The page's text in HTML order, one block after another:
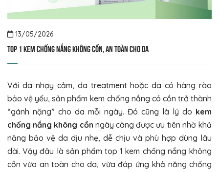
13/05/2026
Top 1 kem chống nắng không cồn, an toàn cho da
Với da nhạy cảm, da treatment hoặc da có hàng rào
bảo vệ yếu, sản phẩm kem chống nắng có cồn trở thành
“gánh nặng” cho da mỗi ngày. Đó cũng là lý do kem
chống nắng không cồn ngày càng được ưu tiên nhờ khả
năng bảo vệ da dịu nhẹ, dễ chịu và phù hợp dùng lâu
dài. Vậy đâu là sản phẩm top 1 kem chống nắng không
cồn vừa an toàn cho da, vừa đáp ứng khả năng chống